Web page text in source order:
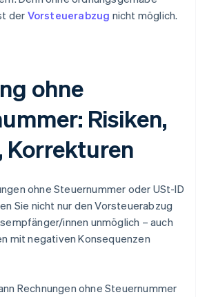
der Vorsteuerabzug nicht möglich.
ohne
Risiken,
Korrekturen
ohne Steuernummer oder USt-ID
Sie nicht nur den Vorsteuerabzug
innen unmöglich – auch
mit negativen Konsequenzen
Rechnungen ohne Steuernummer